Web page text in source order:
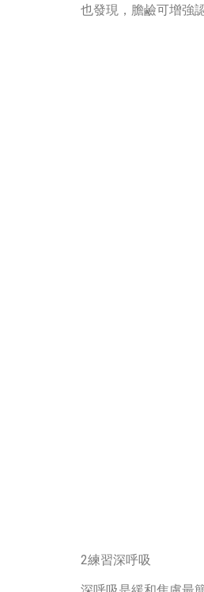
也發現，膽鹼可增強
2練習深呼吸